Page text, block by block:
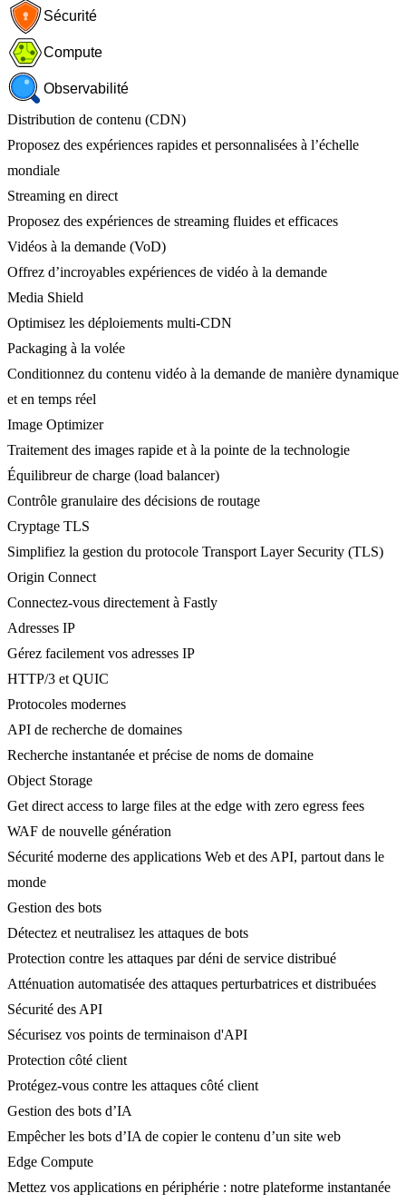
Sécurité
Compute
Observabilité
Distribution de contenu (CDN)
Proposez des expériences rapides et personnalisées à l’échelle
mondiale
Streaming en direct
Proposez des expériences de streaming fluides et efficaces
Vidéos à la demande (VoD)
Offrez d’incroyables expériences de vidéo à la demande
Media Shield
Optimisez les déploiements multi-CDN
Packaging à la volée
Conditionnez du contenu vidéo à la demande de manière dynamique
et en temps réel
Image Optimizer
Traitement des images rapide et à la pointe de la technologie
Équilibreur de charge (load balancer)
Contrôle granulaire des décisions de routage
Cryptage TLS
Simplifiez la gestion du protocole Transport Layer Security (TLS)
Origin Connect
Connectez-vous directement à Fastly
Adresses IP
Gérez facilement vos adresses IP
HTTP/3 et QUIC
Protocoles modernes
API de recherche de domaines
Recherche instantanée et précise de noms de domaine
Object Storage
Get direct access to large files at the edge with zero egress fees
WAF de nouvelle génération
Sécurité moderne des applications Web et des API, partout dans le
monde
Gestion des bots
Détectez et neutralisez les attaques de bots
Protection contre les attaques par déni de service distribué
Atténuation automatisée des attaques perturbatrices et distribuées
Sécurité des API
Sécurisez vos points de terminaison d'API
Protection côté client
Protégez-vous contre les attaques côté client
Gestion des bots d’IA
Empêcher les bots d’IA de copier le contenu d’un site web
Edge Compute
Mettez vos applications en périphérie : notre plateforme instantanée